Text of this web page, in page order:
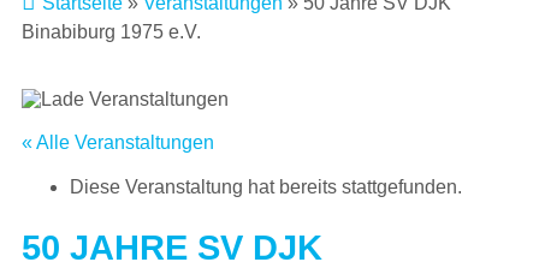
Binabiburg 1975 e.V.
« Alle Veranstaltungen
Diese Veranstaltung hat bereits stattgefunden.
50 JAHRE SV DJK